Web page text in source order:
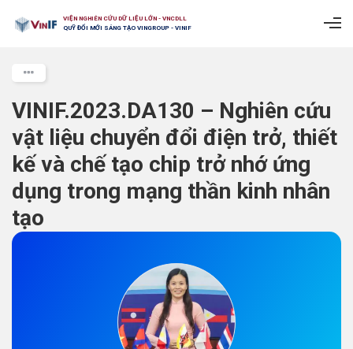
VIỆN NGHIÊN CỨU DỮ LIỆU LỚN - VNCDLL
QUỸ ĐỔI MỚI SÁNG TẠO VINGROUP - VINIF
VINIF.2023.DA130 – Nghiên cứu
vật liệu chuyển đổi điện trở, thiết
kế và chế tạo chip trở nhớ ứng
dụng trong mạng thần kinh nhân
tạo